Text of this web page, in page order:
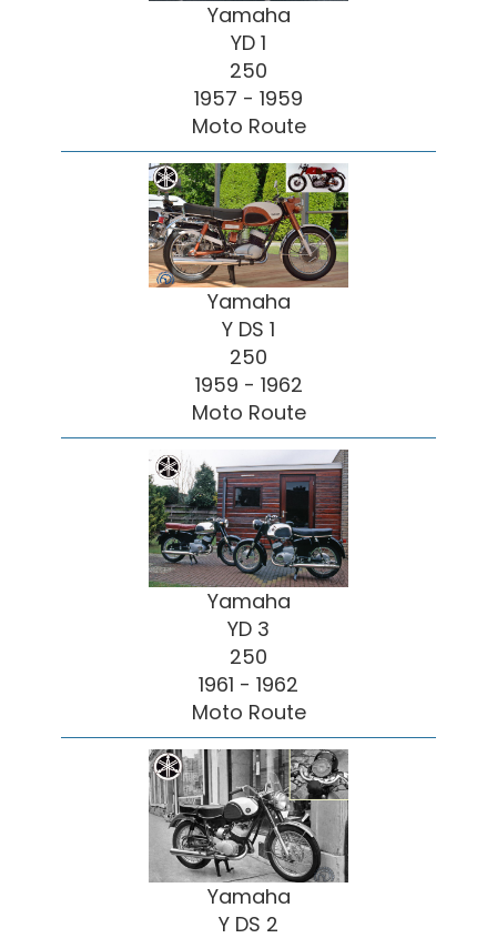
Yamaha
YD 1
250
1957 - 1959
Moto Route
Yamaha
Y DS 1
250
1959 - 1962
Moto Route
Yamaha
YD 3
250
1961 - 1962
Moto Route
Yamaha
Y DS 2